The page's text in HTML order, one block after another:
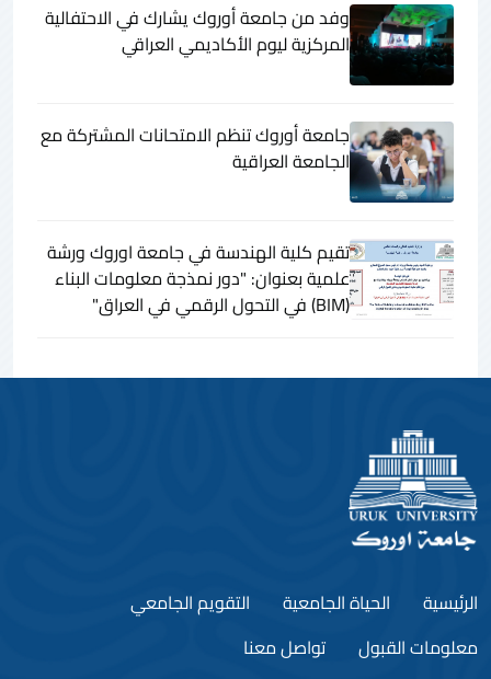
وفد من جامعة أوروك يشارك في الاحتفالية
المركزية ليوم الأكاديمي العراقي
جامعة أوروك تنظم الامتحانات المشتركة مع
الجامعة العراقية
تقيم كلية الهندسة في جامعة اوروك ورشة
علمية بعنوان: "دور نمذجة معلومات البناء
(BIM) في التحول الرقمي في العراق"
الرئيسية الحياة الجامعية
التقويم الجامعي
معلومات القبول
تواصل معنا